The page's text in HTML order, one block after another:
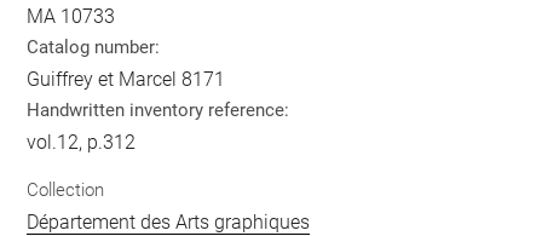
MA 10733
Catalog number:
Guiffrey et Marcel 8171
Handwritten inventory reference:
vol.12, p.312
Collection
Département des Arts graphiques